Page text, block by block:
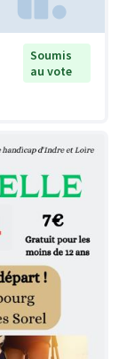
Soumis
au vote